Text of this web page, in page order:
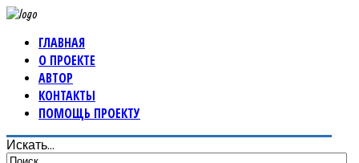
ГЛАВНАЯ
О ПРОЕКТЕ
АВТОР
КОНТАКТЫ
ПОМОЩЬ ПРОЕКТУ
Искать...